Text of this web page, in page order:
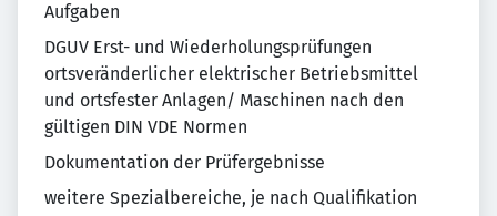
Aufgaben
DGUV Erst- und Wiederholungsprüfungen
ortsveränderlicher elektrischer Betriebsmittel
und ortsfester Anlagen/ Maschinen nach den
gültigen DIN VDE Normen
Dokumentation der Prüfergebnisse
weitere Spezialbereiche, je nach Qualifikation